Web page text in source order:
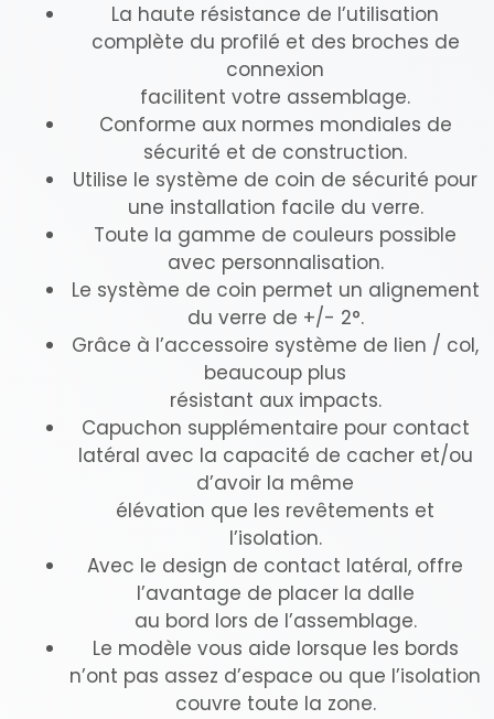
La haute résistance de l’utilisation
complète du profilé et des broches de
connexion
facilitent votre assemblage.
Conforme aux normes mondiales de
sécurité et de construction.
Utilise le système de coin de sécurité pour
une installation facile du verre.
Toute la gamme de couleurs possible
avec personnalisation.
Le système de coin permet un alignement
du verre de +/- 2°.
Grâce à l’accessoire système de lien / col,
beaucoup plus
résistant aux impacts.
Capuchon supplémentaire pour contact
latéral avec la capacité de cacher et/ou
d’avoir la même
élévation que les revêtements et
l’isolation.
Avec le design de contact latéral, offre
l’avantage de placer la dalle
au bord lors de l’assemblage.
Le modèle vous aide lorsque les bords
n’ont pas assez d’espace ou que l’isolation
couvre toute la zone.